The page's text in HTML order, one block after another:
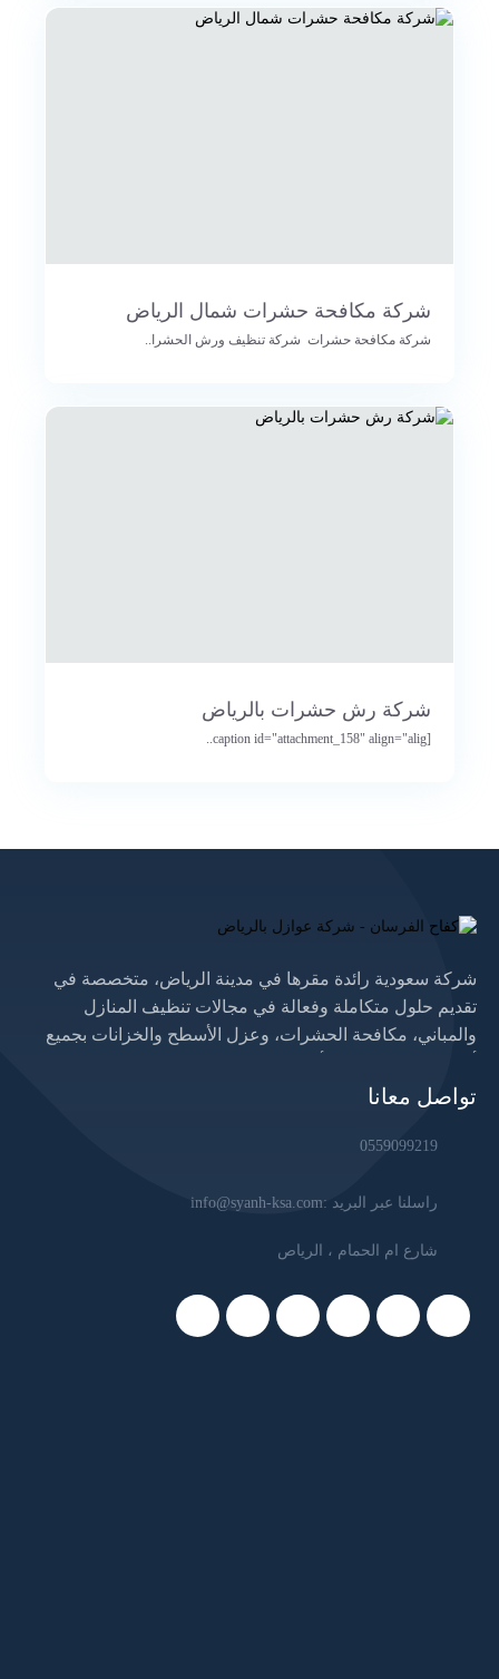
شركة مكافحة حشرات شمال الرياض
شركة مكافحة حشرات شركة تنظيف ورش الحشرا..
شركة رش حشرات بالرياض
[caption id="attachment_158" align="alig..
شركة سعودية رائدة مقرها في مدينة الرياض، متخصصة في
تقديم حلول متكاملة وفعالة في مجالات تنظيف المنازل
والمباني، مكافحة الحشرات، وعزل الأسطح والخزانات بجميع
فريق عمل مؤهل يستخدم أحدث المعدات والتقنيات، مع الالتزام
والمناطق المجاورة، ونفخر بثقتهم المتزايدة في خدماتنا.
تواصل معانا
0559099219
راسلنا عبر البريد :info@syanh-ksa.com
شارع ام الحمام ، الرياص